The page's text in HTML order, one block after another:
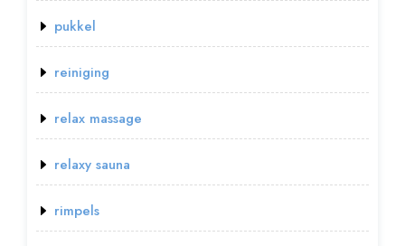
pukkel
reiniging
relax massage
relaxy sauna
rimpels